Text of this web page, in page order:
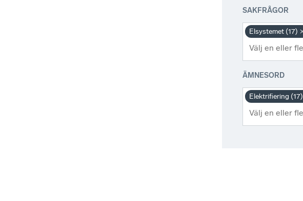
SAKFRÅGOR
Elsystemet (17)
ÄMNESORD
Elektrifiering (17)